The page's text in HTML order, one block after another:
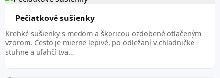
Pečiatkové sušienky
Krehké sušienky s medom a škoricou ozdobené otlačeným
vzorom. Cesto je mierne lepivé, po odležaní v chladničke
stuhne a uľahčí tva…